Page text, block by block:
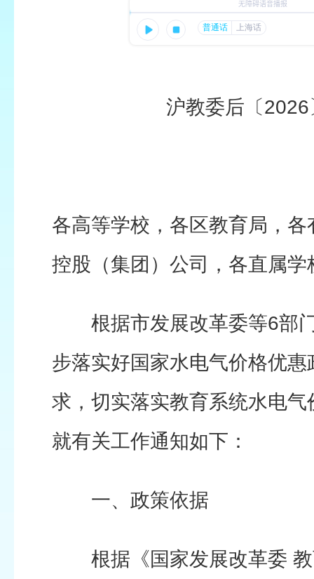
沪教委后〔2026
各高等学校，各区教育局，
控股（集团）公司，各直属学
根据市发展改革委等6部
步落实好国家水电气价格优
求，切实落实教育系统水电
就有关工作通知如下：
一、政策依据
根据《国家发展改革委 教